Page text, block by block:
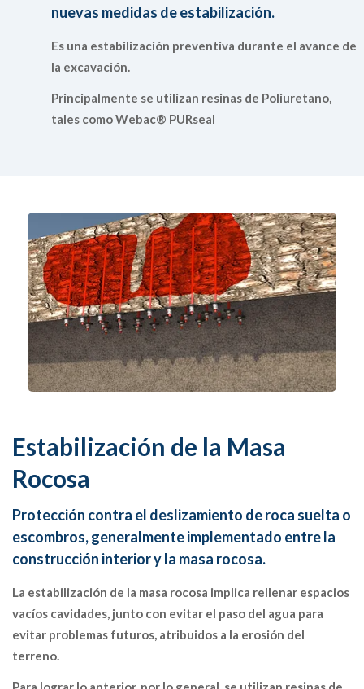
nuevas medidas de estabilización.
Es una estabilización preventiva durante el avance de
la excavación.
Principalmente se utilizan resinas de Poliuretano,
tales como Webac® PURseal
Estabilización de la Masa
Rocosa
Protección contra el deslizamiento de roca suelta o
escombros, generalmente implementado entre la
construcción interior y la masa rocosa.
La estabilización de la masa rocosa implica rellenar espacios
vacíos cavidades, junto con evitar el paso del agua para
evitar problemas futuros, atribuidos a la erosión del
terreno.